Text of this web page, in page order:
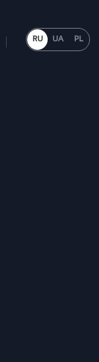
RU UA PL